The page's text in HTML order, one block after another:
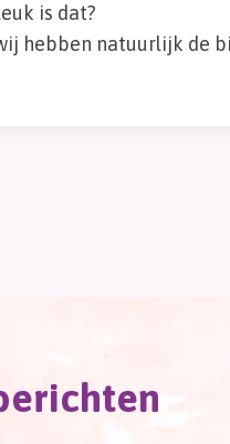
is dat?
hebben natuurlijk de